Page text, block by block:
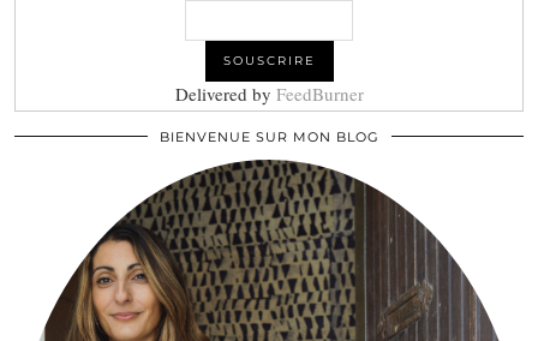
Delivered by FeedBurner
BIENVENUE SUR MON BLOG